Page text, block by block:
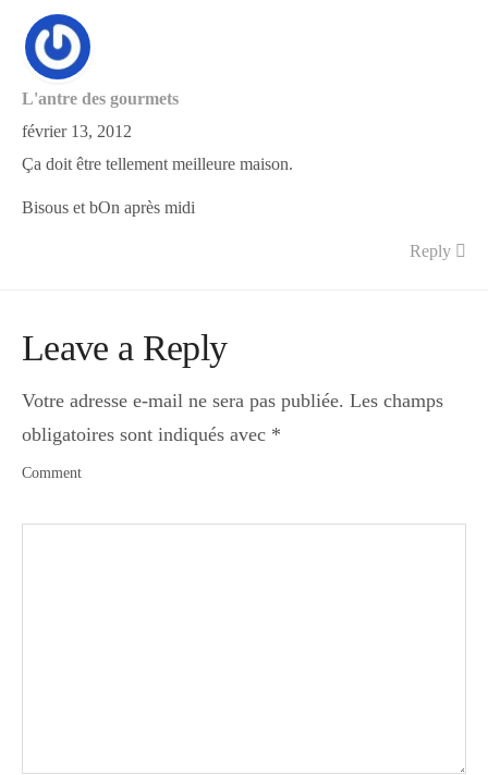
L'antre des gourmets
février 13, 2012
Ça doit être tellement meilleure maison.
Bisous et bOn après midi
Reply
Leave a Reply
Votre adresse e-mail ne sera pas publiée. Les champs
obligatoires sont indiqués avec *
Comment